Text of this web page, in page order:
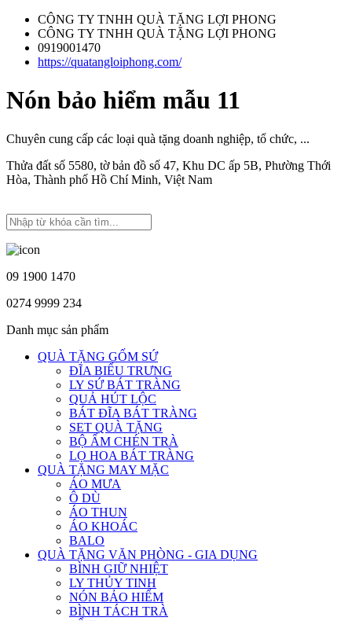
CÔNG TY TNHH QUÀ TẶNG LỢI PHONG
CÔNG TY TNHH QUÀ TẶNG LỢI PHONG
0919001470
https://quatangloiphong.com/
Nón bảo hiểm mẫu 11
Chuyên cung cấp các loại quà tặng doanh nghiệp, tổ chức, ...
Thửa đất số 5580, tờ bản đồ số 47, Khu DC ấp 5B, Phường Thới
Hòa, Thành phố Hồ Chí Minh, Việt Nam
09 1900 1470
0274 9999 234
Danh mục sản phẩm
QUÀ TẶNG GỐM SỨ
ĐĨA BIỂU TRƯNG
LY SỨ BÁT TRÀNG
QUẢ HÚT LỘC
BÁT ĐĨA BÁT TRÀNG
SET QUÀ TẶNG
BỘ ẤM CHÉN TRÀ
LỌ HOA BÁT TRÀNG
QUÀ TẶNG MAY MẶC
ÁO MƯA
Ô DÙ
ÁO THUN
ÁO KHOÁC
BALO
QUÀ TẶNG VĂN PHÒNG - GIA DỤNG
BÌNH GIỮ NHIỆT
LY THỦY TINH
NÓN BẢO HIỂM
BÌNH TÁCH TRÀ